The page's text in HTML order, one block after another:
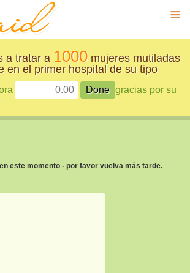
≡
a tratar a 1000mujeres mutiladas
en el primer hospital de su tipo
gracias por su
este momento - por favor vuelva más tarde.